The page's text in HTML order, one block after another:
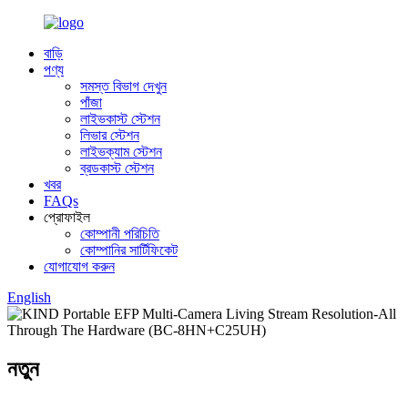
বাড়ি
পণ্য
সমস্ত বিভাগ দেখুন
পাঁজা
লাইভকাস্ট স্টেশন
লিভার স্টেশন
লাইভক্যাম স্টেশন
ব্রডকাস্ট স্টেশন
খবর
FAQs
প্রোফাইল
কোম্পানী পরিচিতি
কোম্পানির সার্টিফিকেট
যোগাযোগ করুন
English
নতুন